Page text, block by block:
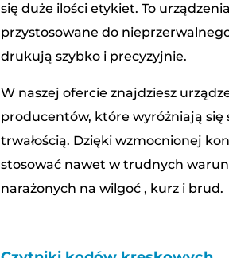
się duże ilości etykiet. To
przystosowane do
drukują szybko i precyzyjnie.
W naszej ofercie znajdziesz
producentów, które wyróżniają się
trwałością. Dzięki wzmocnionej
stosować nawet w trudnych
narażonych na wilgoć , kurz i brud.